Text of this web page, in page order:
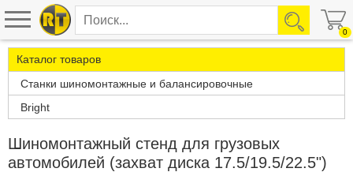
0
Каталог товаров
Станки шиномонтажные и балансировочные
Bright
Шиномонтажный стенд для грузовых
автомобилей (захват диска 17.5/19.5/22.5")